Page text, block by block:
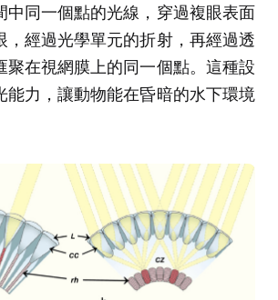
中同一個點的光線，穿過複眼表面
，經過光學單元的折射，再經過透
聚在視網膜上的同一個點。這種設
能力，讓動物能在昏暗的水下環境